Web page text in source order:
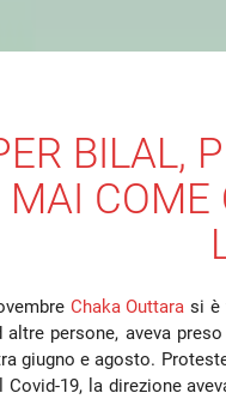
BILAL,
MAI COME
Chaka Outtara si è
altre persone, aveva
giugno e agosto.
19, la direzione